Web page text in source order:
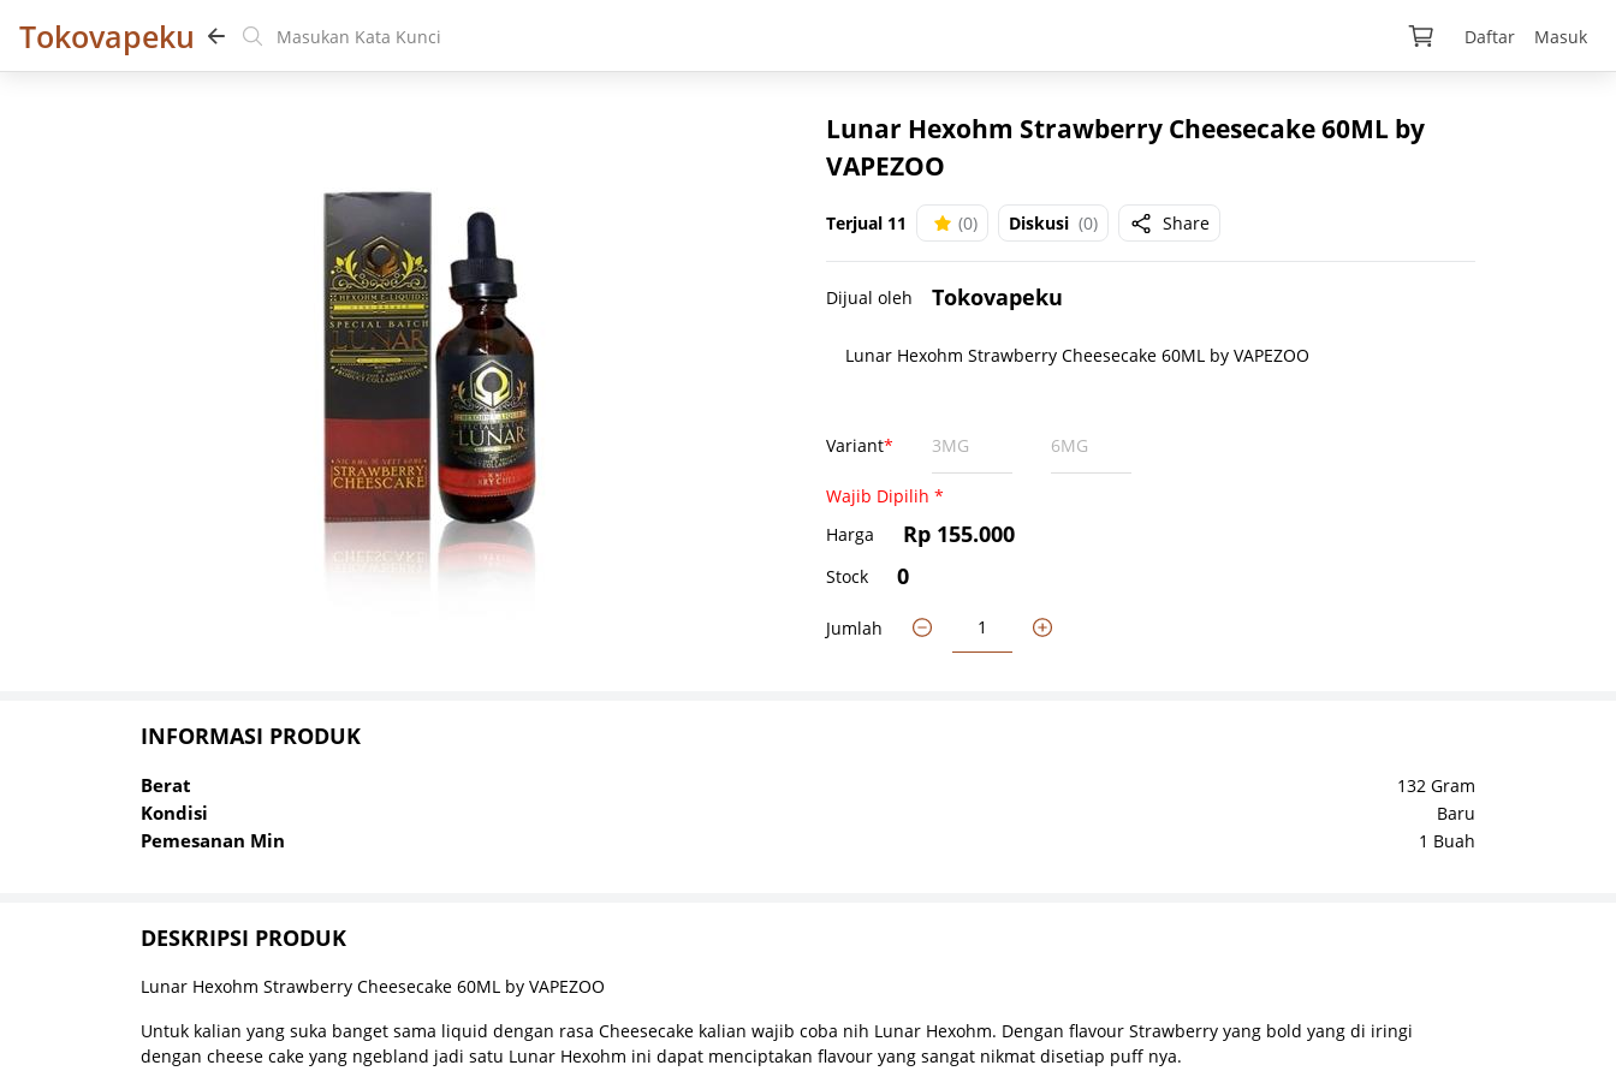
Tokovapeku Daftar Masuk
Lunar Hexohm Strawberry Cheesecake 60ML by
VAPEZOO
Terjual 11 (0) Diskusi (0) Share
Dijual oleh Tokovapeku
Lunar Hexohm Strawberry Cheesecake 60ML by VAPEZOO
Variant* 3MG 6MG
Wajib Dipilih *
Harga
Rp 155.000
Stock 0
Jumlah
INFORMASI PRODUK
Berat 132 Gram
Kondisi Baru
Pemesanan Min 1 Buah
DESKRIPSI PRODUK
Lunar Hexohm Strawberry Cheesecake 60ML by VAPEZOO
Untuk kalian yang suka banget sama liquid dengan rasa Cheesecake kalian wajib coba nih Lunar Hexohm. Dengan flavour Strawberry yang bold yang di iringi
dengan cheese cake yang ngebland jadi satu Lunar Hexohm ini dapat menciptakan flavour yang sangat nikmat disetiap puff nya.